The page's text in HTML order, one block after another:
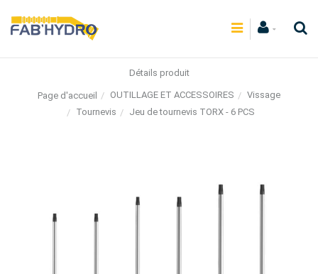
Détails produit
Page d'accueil OUTILLAGE ET ACCESSOIRES
Vissage
Tournevis
Jeu de tournevis TORX - 6 PCS